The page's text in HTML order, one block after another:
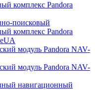
комплекс Pandora
поисковый
комплекс Pandora
модуль Pandora NAV-
модуль Pandora NAV-
навигационный